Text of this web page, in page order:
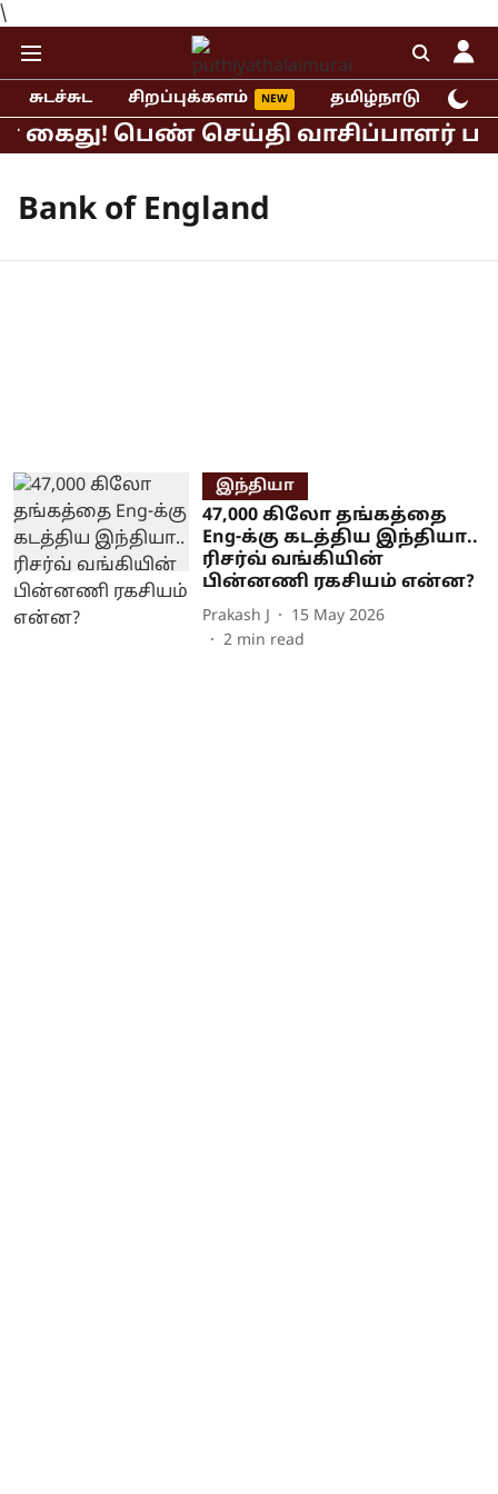
\
சுடச்சுட சிறப்புக்களம் தமிழ்நாடு
கைது! பெண் செய்தி வாசிப்பாளர்
Bank of England
இந்தியா
47,000 கிலோ தங்கத்தை
Eng-க்கு கடத்திய இந்தியா..
ரிசர்வ் வங்கியின்
பின்னணி ரகசியம் என்ன?
Prakash J
15 May 2026
2 min read